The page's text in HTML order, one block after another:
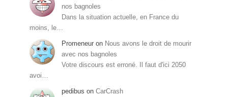
nos bagnoles
Dans la situation actuelle, en France du
moins, le…
Promeneur on Nous avons le droit de mourir
avec nos bagnoles
Votre discours est erroné. Il faut d'ici 2050
avoi…
pedibus on CarCrash